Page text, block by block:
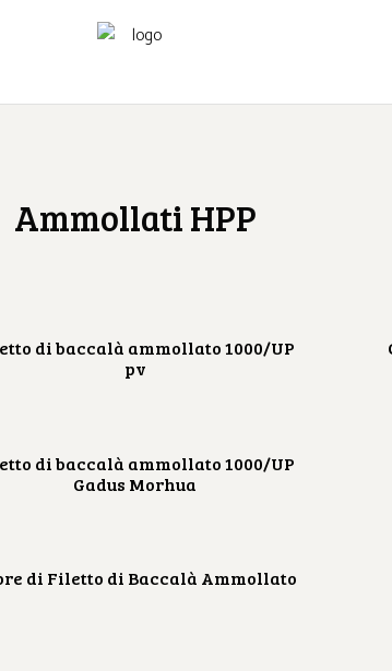
Ammollati HPP
di baccalà ammollato 1000/UP
pv
di baccalà ammollato 1000/UP
Gadus Morhua
di Filetto di Baccalà Ammollato